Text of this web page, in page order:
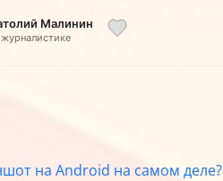
Малинин
на Android на самом деле?